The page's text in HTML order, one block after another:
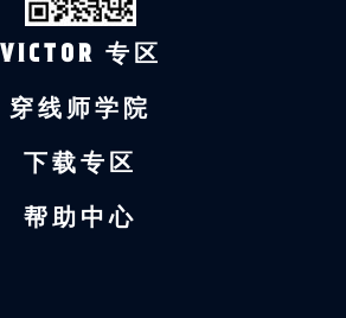
VICTOR 专区
穿线师学院
下载专区
帮助中心